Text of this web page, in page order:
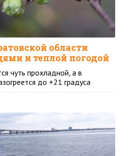
области
и теплой погодой
чуть прохладной, а в
до +21 градуса